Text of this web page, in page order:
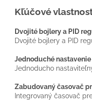
Kľúčové
Dvojité bojlery a PID
Dvojité bojlery a PID
Jednoduché
Jednoducho
Zabudovaný časovač
Integrovaný časovač